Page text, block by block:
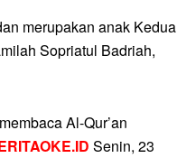
merupakan anak Kedua
Sopriatul Badriah,
Al-Qur’an
Senin, 23